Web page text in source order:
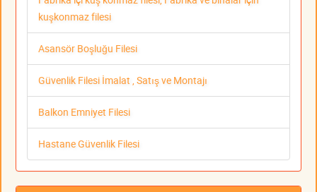
kuşkonmaz filesi
Asansör Boşluğu Filesi
Güvenlik Filesi İmalat , Satış ve Montajı
Balkon Emniyet Filesi
Hastane Güvenlik Filesi